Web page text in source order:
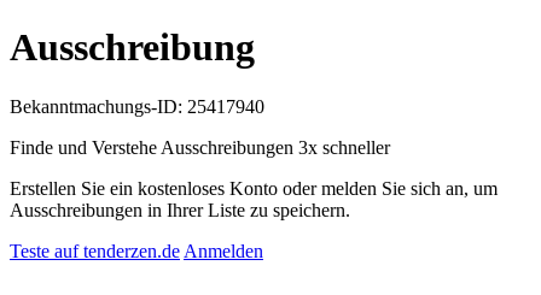
Ausschreibung
Bekanntmachungs-ID: 25417940
Finde und Verstehe Ausschreibungen 3x schneller
Erstellen Sie ein kostenloses Konto oder melden Sie sich an, um
Ausschreibungen in Ihrer Liste zu speichern.
Teste auf tenderzen.de Anmelden